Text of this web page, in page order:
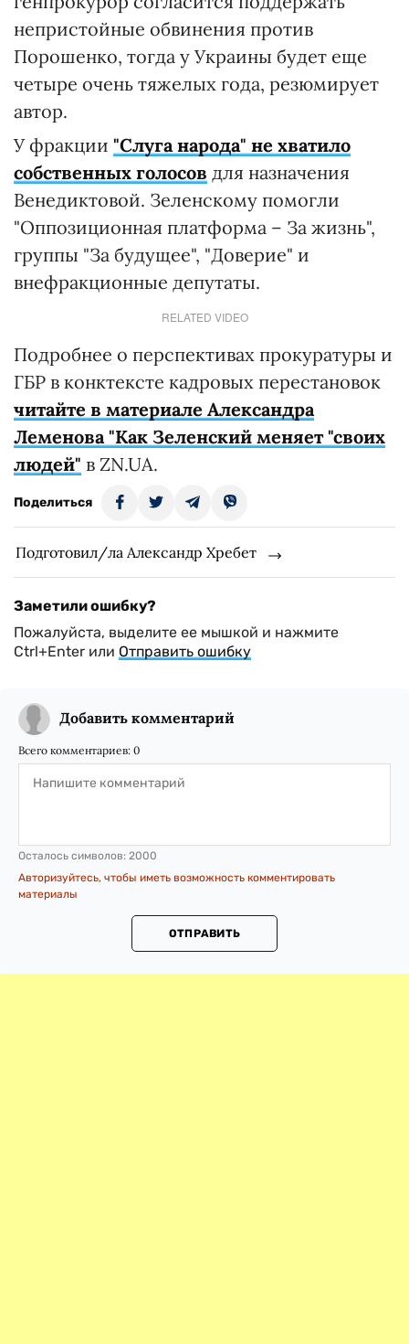
непристойные обвинения против
Порошенко, тогда у Украины будет еще
четыре очень тяжелых года, резюмирует
автор.
У фракции "Слуга народа" не хватило
собственных голосов для назначения
Венедиктовой. Зеленскому помогли
"Оппозиционная платформа – За жизнь",
группы "За будущее", "Доверие" и
внефракционные депутаты.
RELATED VIDEO
Подробнее о перспективах прокуратуры и
ГБР в конктексте кадровых перестановок
читайте в материале Александра
Леменова "Как Зеленский меняет "своих
людей" в ZN.UA.
Поделиться
Подготовил/ла Александр Хребет
Заметили ошибку?
Пожалуйста, выделите ее мышкой и нажмите
Ctrl+Enter или Отправить ошибку
Добавить комментарий
Всего комментариев: 0
Осталось символов: 2000
Авторизуйтесь, чтобы иметь возможность комментировать
материалы
ОТПРАВИТЬ